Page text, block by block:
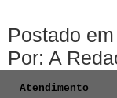
Postado
Por: A
Atendimento